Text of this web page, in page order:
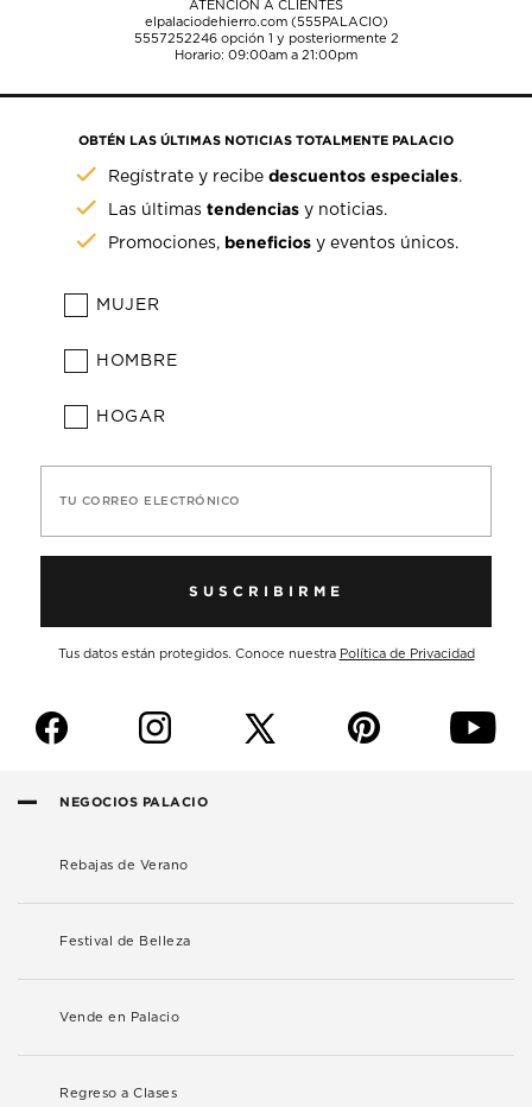
ATENCIÓN A CLIENTES
elpalaciodehierro.com (555PALACIO)
5557252246opción 1 y posteriormente 2
Horario: 09:00am a 21:00pm
OBTÉN LAS ÚLTIMAS NOTICIAS TOTALMENTE PALACIO
Regístrate y recibedescuentos especiales.
Las últimastendencias y noticias.
Promociones, beneficios y eventos únicos.
MUJER
HOMBRE
HOGAR
TU CORREO ELECTRÓNICO
SUSCRIBIRME
Tus datos están protegidos. Conoce nuestra Política de Privacidad
f i p y
NEGOCIOS PALACIO
Rebajas de Verano
Festival de Belleza
Vende en Palacio
Regreso a Clases